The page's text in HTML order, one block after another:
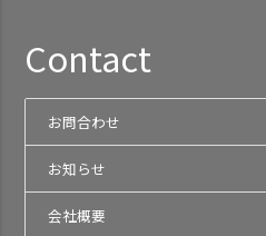
Contact
お問合わせ
お知らせ
会社概要